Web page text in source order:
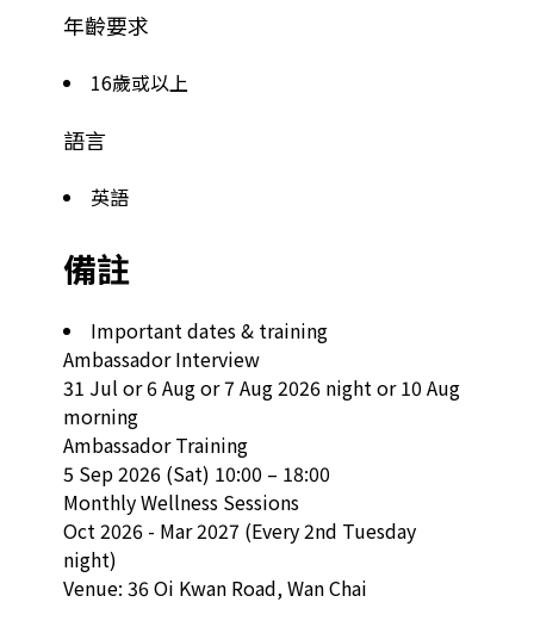
年齡要求
16歲或以上
語言
英語
備註
Important dates & training
Ambassador Interview
31 Jul or 6 Aug or 7 Aug 2026 night or 10 Aug
morning
Ambassador Training
5 Sep 2026 (Sat) 10:00 – 18:00
Monthly Wellness Sessions
Oct 2026 - Mar 2027 (Every 2nd Tuesday
night)
Venue: 36 Oi Kwan Road, Wan Chai